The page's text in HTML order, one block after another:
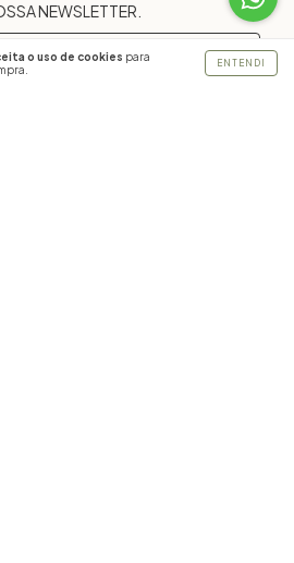
o uso de cookies para
ENTENDI
NEWSLETTER.